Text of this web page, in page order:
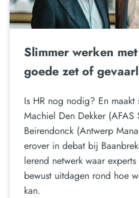
Slimmer werken
goede zet of
Is HR nog nodig? En maakt
Machiel Den Dekker (AFAS
Beirendonck (Antwerp
erover in debat bij
lerend netwerk waar
bewust uitdagen rond hoe
kan.